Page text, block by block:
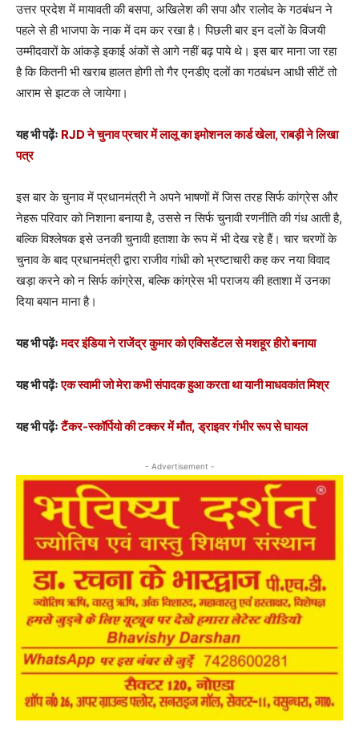
उत्तर प्रदेश में मायावती की बसपा, अखिलेश की सपा और रालोद के गठबंधन ने
पहले से ही भाजपा के नाक में दम कर रखा है। पिछली बार इन दलों के विजयी
उम्मीदवारों के आंकड़े इकाई अंकों से आगे नहीं बढ़ पाये थे। इस बार माना जा रहा
है कि कितनी भी खराब हालत होगी तो गैर एनडीए दलों का गठबंधन आधी सीटें तो
आराम से झटक ले जायेगा।
यह भी पढ़ेंः RJD ने चुनाव प्रचार में लालू का इमोशनल कार्ड खेला, राबड़ी ने लिखा
पत्र
इस बार के चुनाव में प्रधानमंत्री ने अपने भाषणों में जिस तरह सिर्फ कांग्रेस और
नेहरू परिवार को निशाना बनाया है, उससे न सिर्फ चुनावी रणनीति की गंध आती है,
बल्कि विश्लेषक इसे उनकी चुनावी हताशा के रूप में भी देख रहे हैं। चार चरणों के
चुनाव के बाद प्रधानमंत्री द्वारा राजीव गांधी को भ्रष्टाचारी कह कर नया विवाद
खड़ा करने को न सिर्फ कांग्रेस, बल्कि कांग्रेस भी पराजय की हताशा में उनका
दिया बयान माना है।
यह भी पढ़ेंःमदर इंडिया ने राजेंद्र कुमार को एक्सिडेंटल से मशहूर हीरो बनाया
यह भी पढ़ेंःएक स्वामी जो मेरा कभी संपादक हुआ करता था यानी माधवकांत मिश्र
यह भी पढ़ेंःटैंकर-स्कॉर्पियो की टक्कर में मौत, ड्राइवर गंभीर रूप से घायल
- Advertisement -